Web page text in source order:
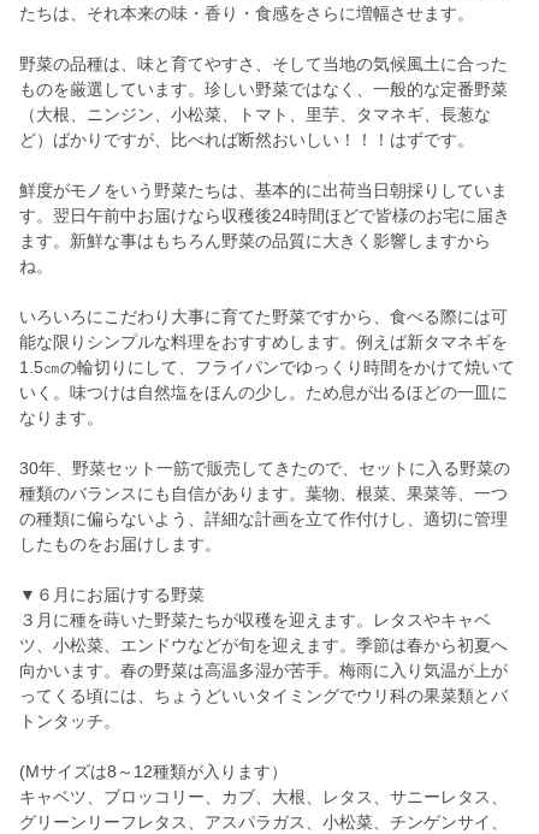
たちは、それ本来の味・香り・食感をさらに増幅させます。
野菜の品種は、味と育てやすさ、そして当地の気候風土に合った
ものを厳選しています。珍しい野菜ではなく、一般的な定番野菜
（大根、ニンジン、小松菜、トマト、里芋、タマネギ、長葱な
ど）ばかりですが、比べれば断然おいしい！！！はずです。
鮮度がモノをいう野菜たちは、基本的に出荷当日朝採りしていま
す。翌日午前中お届けなら収穫後24時間ほどで皆様のお宅に届き
ます。新鮮な事はもちろん野菜の品質に大きく影響しますから
ね。
いろいろにこだわり大事に育てた野菜ですから、食べる際には可
能な限りシンプルな料理をおすすめします。例えば新タマネギを
1.5㎝の輪切りにして、フライパンでゆっくり時間をかけて焼いて
いく。味つけは自然塩をほんの少し。ため息が出るほどの一皿に
なります。
30年、野菜セット一筋で販売してきたので、セットに入る野菜の
種類のバランスにも自信があります。葉物、根菜、果菜等、一つ
の種類に偏らないよう、詳細な計画を立て作付けし、適切に管理
したものをお届けします。
▼６月にお届けする野菜
３月に種を蒔いた野菜たちが収穫を迎えます。レタスやキャベ
ツ、小松菜、エンドウなどが旬を迎えます。季節は春から初夏へ
向かいます。春の野菜は高温多湿が苦手。梅雨に入り気温が上が
ってくる頃には、ちょうどいいタイミングでウリ科の果菜類とバ
トンタッチ。
(Mサイズは8～12種類が入ります）
キャベツ、ブロッコリー、カブ、大根、レタス、サニーレタス、
グリーンリーフレタス、アスパラガス、小松菜、チンゲンサイ、